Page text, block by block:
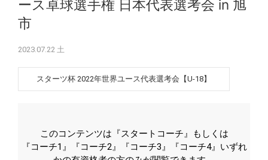
ース卓球選手権 日本代表選考会 in 旭
市
2023.07.22 土
スターツ杯 2022年世界ユース代表選考会【U-18】
このコンテンツは『スタートコーチ』もしくは
『コーチ1』『コーチ2』『コーチ3』『コーチ4』いずれ